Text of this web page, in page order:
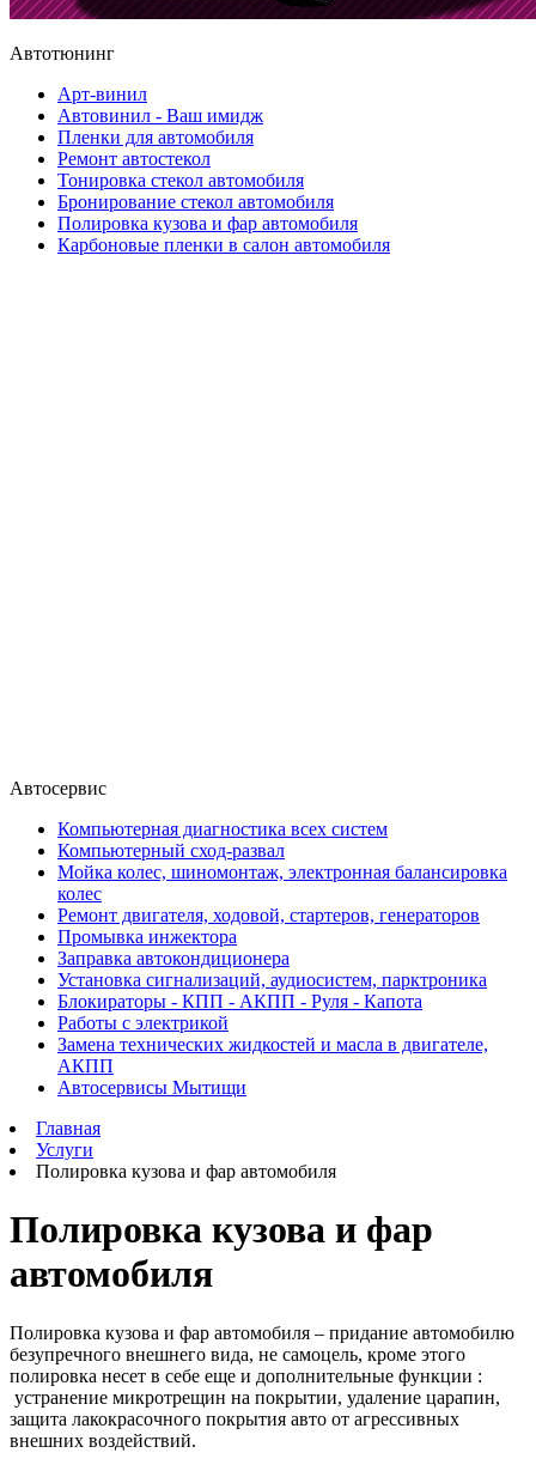
Автотюнинг
Арт-винил
Автовинил - Ваш имидж
Пленки для автомобиля
Ремонт автостекол
Тонировка стекол автомобиля
Бронирование стекол автомобиля
Полировка кузова и фар автомобиля
Карбоновые пленки в салон автомобиля
Автосервис
Компьютерная диагностика всех систем
Компьютерный сход-развал
Мойка колес, шиномонтаж, электронная балансировка
колес
Ремонт двигателя, ходовой, стартеров, генераторов
Промывка инжектора
Заправка автокондиционера
Установка сигнализаций, аудиосистем, парктроника
Блокираторы - КПП - АКПП - Руля - Капота
Работы с электрикой
Замена технических жидкостей и масла в двигателе,
АКПП
Автосервисы Мытищи
Главная
Услуги
Полировка кузова и фар автомобиля
Полировка кузова и фар
автомобиля
Полировка кузова и фар автомобиля – придание автомобилю
безупречного внешнего вида, не самоцель, кроме этого
полировка несет в себе еще и дополнительные функции :
устранение микротрещин на покрытии, удаление царапин,
защита лакокрасочного покрытия авто от агрессивных
внешних воздействий.